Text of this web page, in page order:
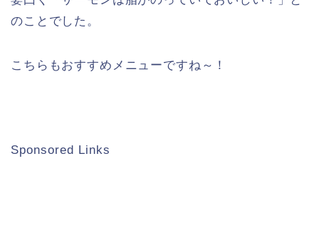
のことでした。
こちらもおすすめメニューですね～！
Sponsored Links